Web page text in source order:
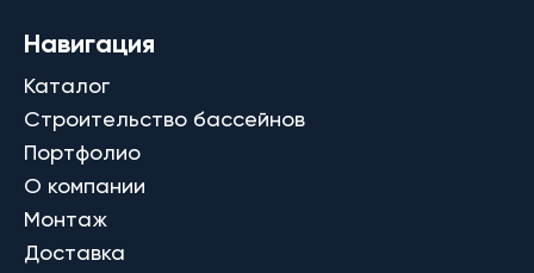
Навигация
Каталог
Строительство бассейнов
Портфолио
О компании
Монтаж
Доставка